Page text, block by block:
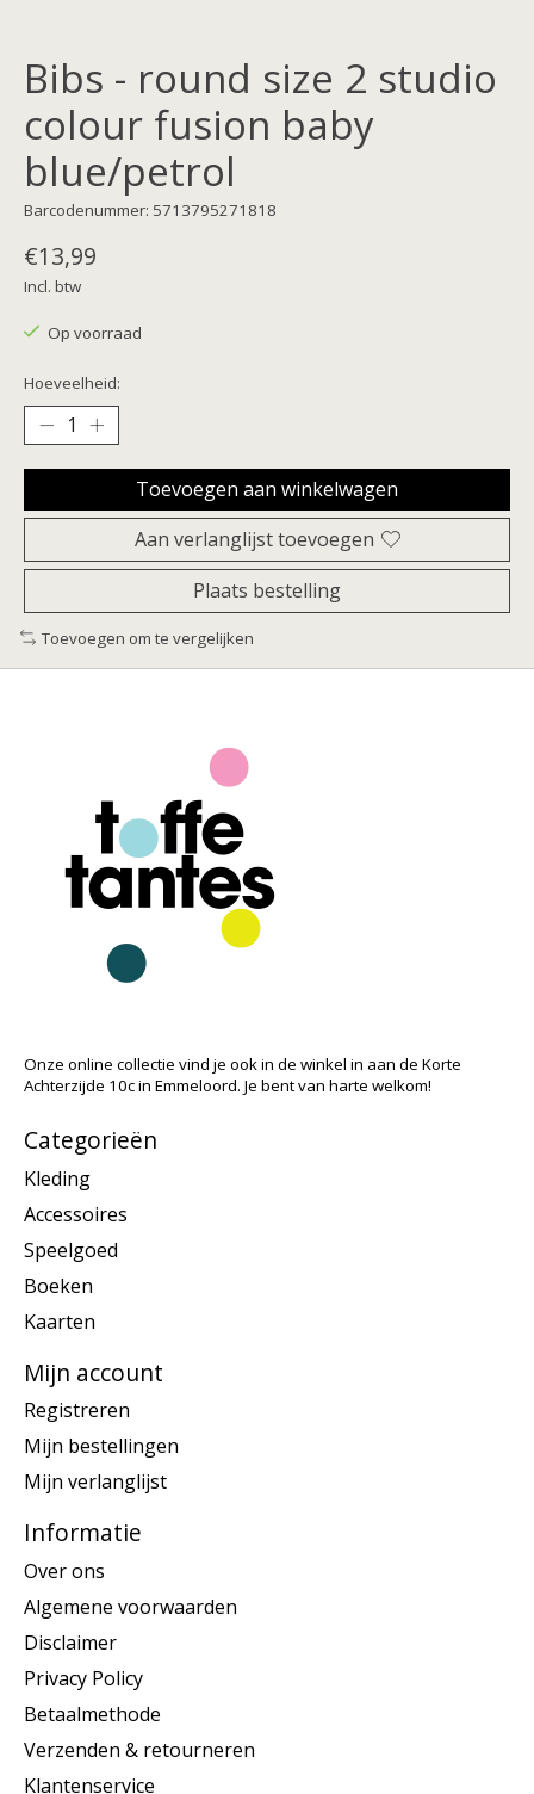
Bibs - round size 2 studio
colour fusion baby
blue/petrol
Barcodenummer: 5713795271818
€13,99
Incl. btw
Op voorraad
Hoeveelheid:
Toevoegen aan winkelwagen
Aan verlanglijst toevoegen
Plaats bestelling
Toevoegen om te vergelijken
Onze online collectie vind je ook in de winkel in aan de Korte
Achterzijde 10c in Emmeloord. Je bent van harte welkom!
Categorieën
Kleding
Accessoires
Speelgoed
Boeken
Kaarten
Mijn account
Registreren
Mijn bestellingen
Mijn verlanglijst
Informatie
Over ons
Algemene voorwaarden
Disclaimer
Privacy Policy
Betaalmethode
Verzenden & retourneren
Klantenservice